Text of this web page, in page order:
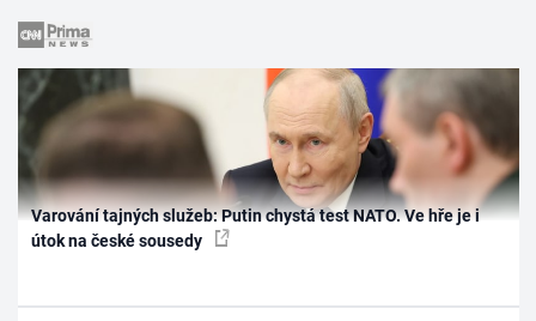
Varování tajných služeb: Putin chystá test NATO. Ve hře je i
útok na české sousedy